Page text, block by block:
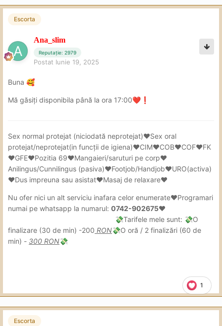
Escorta
Ana_slim
Reputație: 2979
Postat Iunie 19, 2025
Buna 🥰
Mă găsiți disponibila până la ora 17:00❤️ ❗
1
Sex normal protejat (niciodată neprotejat)❤Sex oral
protejat/neprotejat(in funcții de igiena)❤CIM❤COB❤COF❤FK
❤GFE❤Pozitia 69❤Mangaieri/saruturi pe corp❤
Anilingus/Cunnilingus (pasiva)❤Footjob/Handjob❤URO(activa)
❤Dus impreuna sau asistat❤Masaj de relaxare❤
Nu ofer nici un alt serviciu inafara celor enumerate❤Programari
numai pe whatsapp la numarul: 0742-902675❤
💸Tarifele mele sunt: 💸O
finalizare (30 de min) -200 RON💸O oră / 2 finalizări (60 de
min) - 300 RON💸
Escorta